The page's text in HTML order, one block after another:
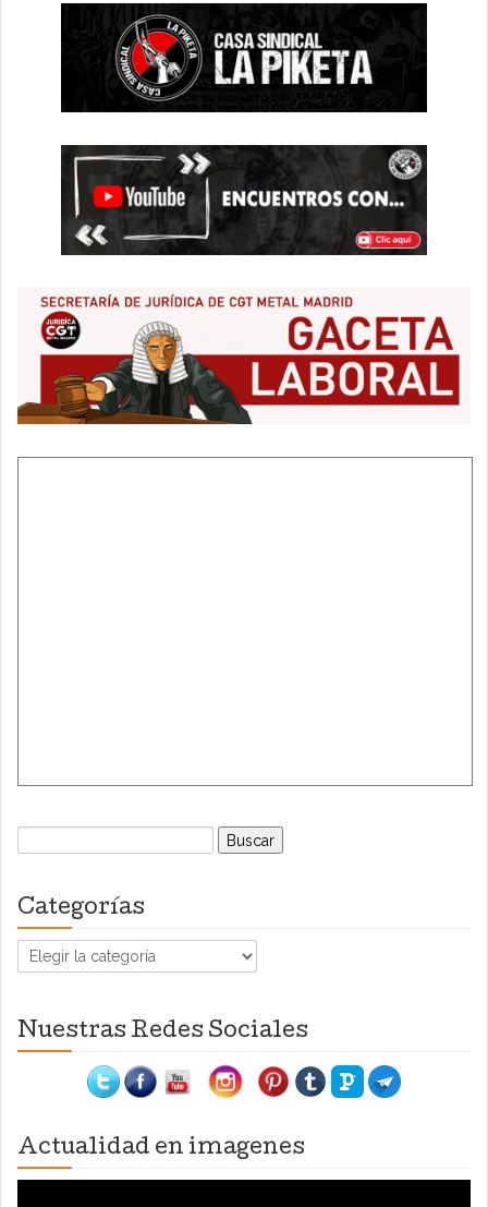
Buscar:
Categorías
Categorías
Nuestras Redes Sociales
Actualidad en imagenes